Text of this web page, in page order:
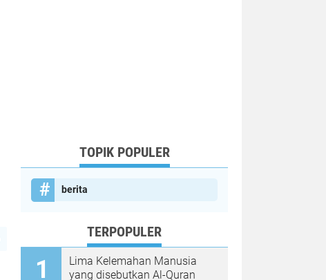
TOPIK POPULER
berita
TERPOPULER
Lima Kelemahan Manusia
yang disebutkan Al-Quran